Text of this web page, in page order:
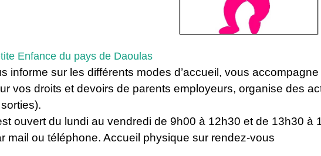
Enfance du pays de Daoulas
informe sur les différents modes d’accueil, vous
vos droits et devoirs de parents employeurs, organise des
ouvert du lundi au vendredi de 9h00 à 12h30 et de 13h30 à
mail ou téléphone. Accueil physique sur rendez-vous